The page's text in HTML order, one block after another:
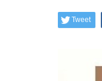
Tweet